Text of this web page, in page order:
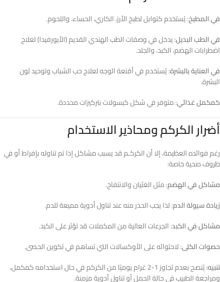
في المطبخ: يُستخدم كتوابل لطبخ الأرز، الكاري، الحساء، واللحوم.
في الطب البديل: يدخل في وصفات الطب الهندي القديم (الأيورفيدا) لعلاج
اضطرابات الهضم، الكبد، والجلد.
في العناية بالبشرة: يُستخدم في أقنعة الوجه لعلاج حب الشباب وتوحيد لون
البشرة.
كمكمل غذائي: متوفر في شكل كبسولات بتركيزات محددة.
أضرار الكركم ومحاذير الاستخدام
رغم فوائده العظيمة، إلا أن الكركـم قد يسبب مشاكل إذا تم تناوله بإفراط أو في
ظروف صحية خاصة:
مشاكل في الهضم: مثل الغثيان والانتفاخ.
زيادة سيولة الدم: لذا يجب الحذر منه عند تناول أدوية مميعة للدم.
مشاكل في الكبد: الجرعات العالية من المكملات قد تؤثر على الكبد.
حصوات الكلى: لاحتوائه على الأوكسالات التي تساهم في تكوين الحصى.
تنبيه:
يُنصح بعدم تجاوز 1-2 غرام يوميًا من الكركم في حال استخدامه كمكمل،
ومراجعة الطبيب في حالة الحمل أو تناول أدوية مزمنة.